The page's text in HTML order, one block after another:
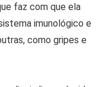
faz com que ela
imunológico e
como gripes e